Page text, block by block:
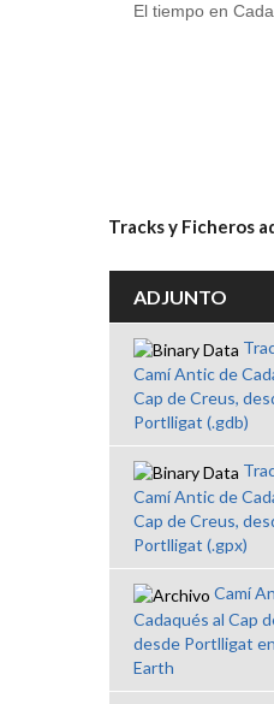
El tiempo en
Tracks y Ficheros
ADJUNTO
Camí Antic de
Cap de Creus,
Portlligat (.gdb)
Camí Antic de
Cap de Creus,
Portlligat (.gpx)
Camí
Cadaqués al Cap
desde Portlligat
Earth